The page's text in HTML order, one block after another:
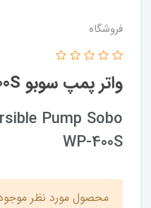
فروشگاه
واتر پمپ سوبو WP-400S
Pump Sobo
WP-400S
محصول مورد نظر